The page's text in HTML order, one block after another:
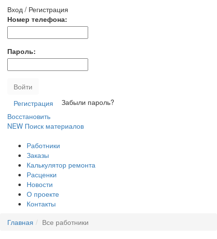
Вход / Регистрация
Номер телефона:
Пароль:
Войти
Регистрация
Забыли пароль?
Восстановить
NEW Поиск материалов
Работники
Заказы
Калькулятор ремонта
Расценки
Новости
О проекте
Контакты
Главная
Все работники